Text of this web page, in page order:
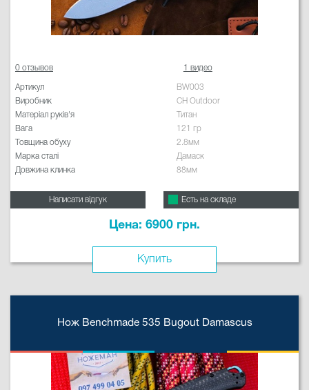
0 отзывов 1 видео
Артикул
BW003
Виробник
CH Outdoor
Матеріал руків'я
Титан
Вага
121 гр
Товщина обуху
2.8мм
Марка сталі
Дамаск
Довжина клинка
88мм
Написати відгук Есть на складе
Цена: 6900 грн.
Купить
Нож Benchmade 535 Bugout Damascus